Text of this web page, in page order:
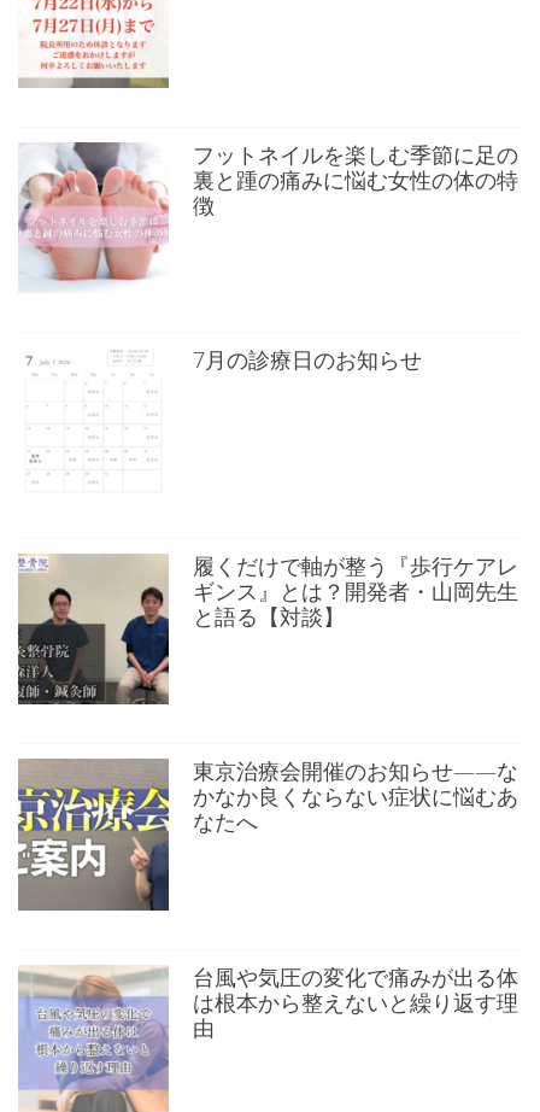
フットネイルを楽しむ季節に足の
裏と踵の痛みに悩む女性の体の特
徴
7月の診療日のお知らせ
履くだけで軸が整う『歩行ケアレ
ギンス』とは？開発者・山岡先生
と語る【対談】
東京治療会開催のお知らせ——な
かなか良くならない症状に悩むあ
なたへ
台風や気圧の変化で痛みが出る体
は根本から整えないと繰り返す理
由